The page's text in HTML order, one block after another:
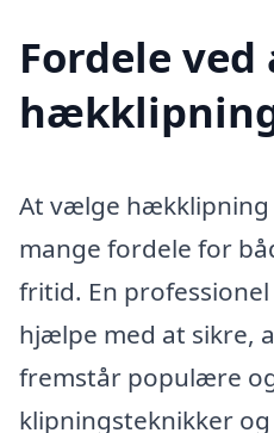
Fordele
At vælge hækklipning
mange fordele for
fritid. En
hjælpe med at sikre,
fremstår populære
klipningsteknikker